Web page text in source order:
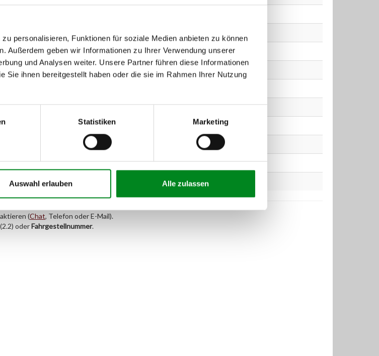
personalisieren, Funktionen für soziale Medien anbieten zu können
Außerdem geben wir Informationen zu Ihrer Verwendung unserer
und Analysen weiter. Unsere Partner führen diese Informationen
Sie ihnen bereitgestellt haben oder die sie im Rahmen Ihrer Nutzung
Statistiken Marketing
Auswahl erlauben Alle zulassen
(Chat, Telefon oder E-Mail).
oderFahrgestellnummer.